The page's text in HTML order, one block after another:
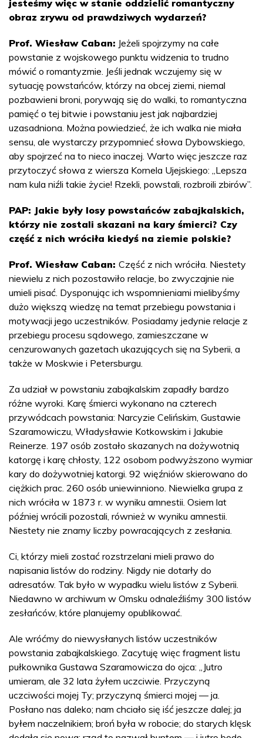
jesteśmy więc w stanie oddzielić romantyczny
obraz zrywu od prawdziwych wydarzeń?
Prof. Wiesław Caban: Jeżeli spojrzymy na całe
powstanie z wojskowego punktu widzenia to trudno
mówić o romantyzmie. Jeśli jednak wczujemy się w
sytuację powstańców, którzy na obcej ziemi, niemal
pozbawieni broni, porywają się do walki, to romantyczna
pamięć o tej bitwie i powstaniu jest jak najbardziej
uzasadniona. Można powiedzieć, że ich walka nie miała
sensu, ale wystarczy przypomnieć słowa Dybowskiego,
aby spojrzeć na to nieco inaczej. Warto więc jeszcze raz
przytoczyć słowa z wiersza Kornela Ujejskiego: „Lepsza
nam kula niźli takie życie! Rzekli, powstali, rozbroili zbirów”.
PAP: Jakie były losy powstańców zabajkalskich,
którzy nie zostali skazani na kary śmierci? Czy
część z nich wróciła kiedyś na ziemie polskie?
Prof. Wiesław Caban: Część z nich wróciła. Niestety
niewielu z nich pozostawiło relacje, bo zwyczajnie nie
umieli pisać. Dysponując ich wspomnieniami mielibyśmy
dużo większą wiedzę na temat przebiegu powstania i
motywacji jego uczestników. Posiadamy jedynie relacje z
przebiegu procesu sądowego, zamieszczane w
cenzurowanych gazetach ukazujących się na Syberii, a
także w Moskwie i Petersburgu.
Za udział w powstaniu zabajkalskim zapadły bardzo
różne wyroki. Karę śmierci wykonano na czterech
przywódcach powstania: Narcyzie Celińskim, Gustawie
Szaramowiczu, Władysławie Kotkowskim i Jakubie
Reinerze. 197 osób zostało skazanych na dożywotnią
katorgę i karę chłosty, 122 osobom podwyższono wymiar
kary do dożywotniej katorgi. 92 więźniów skierowano do
ciężkich prac. 260 osób uniewinniono. Niewielka grupa z
nich wróciła w 1873 r. w wyniku amnestii. Osiem lat
później wrócili pozostali, również w wyniku amnestii.
Niestety nie znamy liczby powracających z zesłania.
Ci, którzy mieli zostać rozstrzelani mieli prawo do
napisania listów do rodziny. Nigdy nie dotarły do
adresatów. Tak było w wypadku wielu listów z Syberii.
Niedawno w archiwum w Omsku odnaleźliśmy 300 listów
zesłańców, które planujemy opublikować.
Ale wróćmy do niewysłanych listów uczestników
powstania zabajkalskiego. Zacytuję więc fragment listu
pułkownika Gustawa Szaramowicza do ojca: „Jutro
umieram, ale 32 lata żyłem uczciwie. Przyczyną
uczciwości mojej Ty; przyczyną śmierci mojej — ja.
Posłano nas daleko; nam chciało się iść jeszcze dalej; ja
byłem naczelnikiem; broń była w robocie; do starych klęsk